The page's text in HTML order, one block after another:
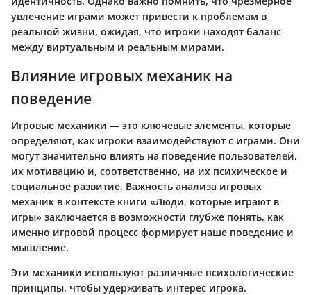
увлечение играми может привести к проблемам в
реальной жизни, ожидая, что игроки находят баланс
между виртуальным и реальным мирами.
Влияние игровых механик на
поведение
Игровые механики — это ключевые элементы, которые
определяют, как игроки взаимодействуют с играми. Они
могут значительно влиять на поведение пользователей,
их мотивацию и, соответственно, на их психическое и
социальное развитие. Важность анализа игровых
механик в контексте книги «Люди, которые играют в
игры» заключается в возможности глубже понять, как
именно игровой процесс формирует наше поведение и
мышление.
Эти механики используют различные психологические
принципы, чтобы удерживать интерес игрока.